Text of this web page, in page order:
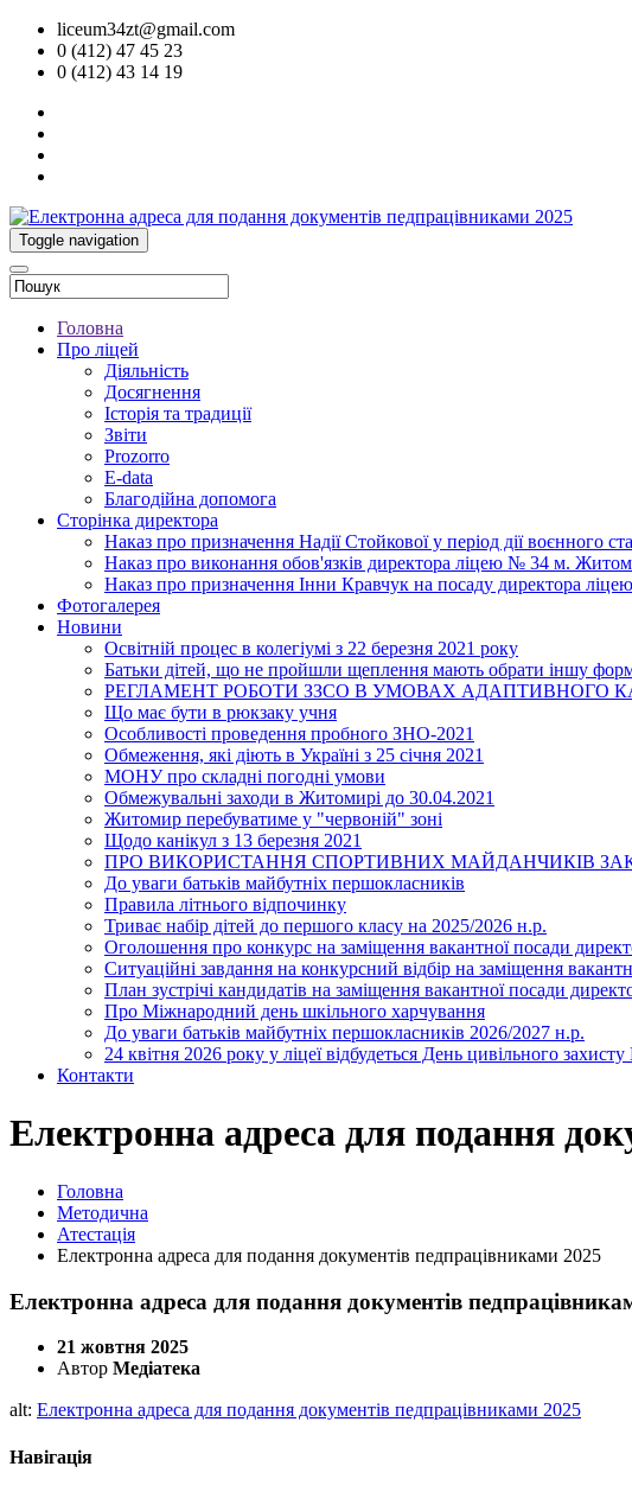
liceum34zt@gmail.com
0 (412) 47 45 23
0 (412) 43 14 19
Toggle navigation
Головна
Про ліцей
Діяльність
Досягнення
Історія та традиції
Звіти
Prozorro
E-data
Благодійна допомога
Сторінка директора
Наказ про призначення Надії Стойкової у період дії воєнного
Наказ про виконання обов'язків директора ліцею № 34 м.
Наказ про призначення Інни Кравчук на посаду директора
Фотогалерея
Новини
Освітній процес в колегіумі з 22 березня 2021 року
Батьки дітей, що не пройшли щеплення мають обрати іншу
РЕГЛАМЕНТ РОБОТИ ЗЗСО В УМОВАХ АДАПТИВНОГО
Що має бути в рюкзаку учня
Особливості проведення пробного ЗНО-2021
Обмеження, які діють в Україні з 25 січня 2021
МОНУ про складні погодні умови
Обмежувальні заходи в Житомирі до 30.04.2021
Житомир перебуватиме у "червоній" зоні
Щодо канікул з 13 березня 2021
ПРО ВИКОРИСТАННЯ СПОРТИВНИХ МАЙДАНЧИКІВ
До уваги батьків майбутніх першокласників
Правила літнього відпочинку
Триває набір дітей до першого класу на 2025/2026 н.р.
Оголошення про конкурс на заміщення вакантної посади
Ситуаційні завдання на конкурсний відбір на заміщення
План зустрічі кандидатів на заміщення вакантної посади
Про Міжнародний день шкільного харчування
До уваги батьків майбутніх першокласників 2026/2027 н.р.
24 квітня 2026 року у ліцеї відбудеться День цивільного
Контакти
Електронна адреса для подання
Головна
Методична
Атестація
Електронна адреса для подання документів педпрацівниками 2025
Електронна адреса для подання документів
21 жовтня 2025
Автор Медіатека
alt: Електронна адреса для подання документів педпрацівниками 2025
Навігація